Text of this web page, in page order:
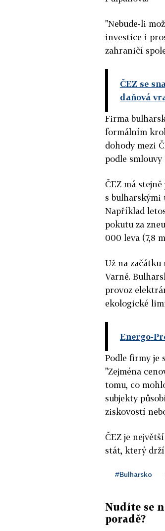
"Nebude-li
investice i
zahraničí
ČEZ se
daňová
Firma
formálním
dohody mezi
podle
ČEZ má
s bulharskými
Například
pokutu za
000 leva (7,8
Už na
Varně.
provoz
ekologické
Energo-
Podle firmy je
"Zejména
tomu, co
subjekty
ziskovostí
ČEZ je
stát, který
#Bulharsko
Nudíte se
poradě?